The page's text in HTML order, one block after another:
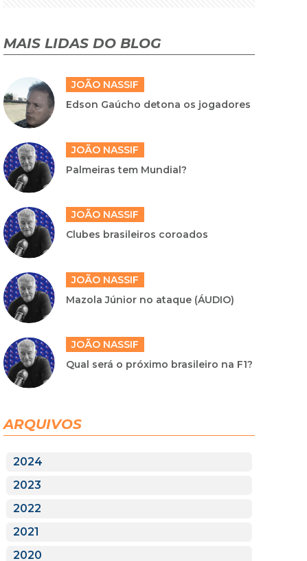
MAIS LIDAS DO BLOG
JOÃO NASSIF
Edson Gaúcho detona os jogadores
JOÃO NASSIF
Palmeiras tem Mundial?
JOÃO NASSIF
Clubes brasileiros coroados
JOÃO NASSIF
Mazola Júnior no ataque (ÁUDIO)
JOÃO NASSIF
Qual será o próximo brasileiro na F1?
ARQUIVOS
2024
2023
2022
2021
2020